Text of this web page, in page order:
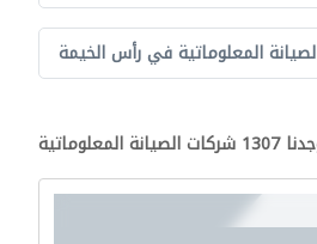
المعلوماتية في رأس الخيمة
شركات الصيانة المعلوماتية